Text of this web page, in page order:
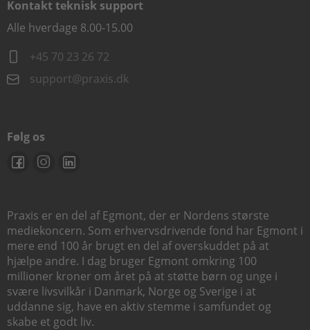
Kontakt teknisk support
Alle hverdage 8.00-15.00
+45 70 23 26 72
support@praxis.dk
Følg os
Praxis er en del af Egmont, der er Nordens største
mediekoncern. Som erhvervsdrivende fond har Egmont i
mere end 100 år brugt en del af overskuddet på at
hjælpe andre. I dag bruger Egmont omkring 100
millioner kroner om året på at støtte børn og unge i
svære livsvilkår i Danmark, Norge og Sverige i at
uddanne sig, have en aktiv stemme i samfundet og
skabe et godt liv.